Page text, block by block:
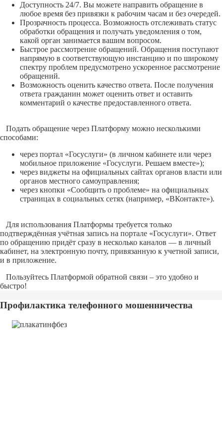
Доступность 24/7. Вы можете направить обращение в
любое время без привязки к рабочим часам и без очередей.
Прозрачность процесса. Возможность отслеживать статус
обработки обращения и получать уведомления о том,
какой орган занимается вашим вопросом.
Быстрое рассмотрение обращений. Обращения поступают
напрямую в соответствующую инстанцию и по широкому
спектру проблем предусмотрено ускоренное рассмотрение
обращений.
Возможность оценить качество ответа. После получения
ответа гражданин может оценить ответ и оставить
комментарий о качестве предоставленного ответа.
Подать обращение через Платформу можно несколькими
способами:
через портал «Госуслуги» (в личном кабинете или через
мобильное приложение «Госуслуги. Решаем вместе»);
через виджеты на официальных сайтах органов власти или
органов местного самоуправления;
через кнопки «Сообщить о проблеме» на официальных
страницах в социальных сетях (например, «ВКонтакте»).
Для использования Платформы требуется только
подтверждённая учётная запись на портале «Госуслуги». Ответ
по обращению придёт сразу в несколько каналов — в личный
кабинет, на электронную почту, привязанную к учетной записи,
и в приложение.
Пользуйтесь Платформой обратной связи – это удобно и
быстро!
Профилактика телефонного мошенничества